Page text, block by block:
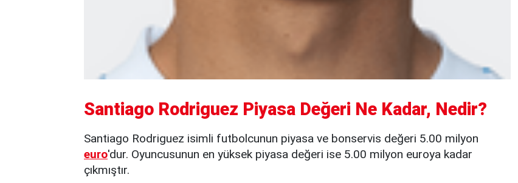
Santiago Rodriguez Piyasa Değeri Ne Kadar, Nedir?
Santiago Rodriguez isimli futbolcunun piyasa ve bonservis değeri 5.00 milyon
euro'dur. Oyuncusunun en yüksek piyasa değeri ise 5.00 milyon euroya kadar
çıkmıştır.